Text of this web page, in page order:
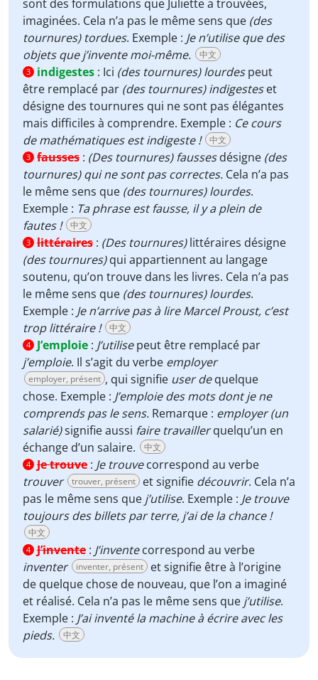
sont des formulations que Juliette a trouvées,
imaginées. Cela n’a pas le même sens que (des
tournures) tordues. Exemple : Je n’utilise que des
objets que j’invente moi-même.
中文
3 indigestes : Ici (des tournures) lourdespeut
être remplacé par (des tournures) indigesteset
désigne des tournures qui ne sont pas élégantes
mais difficiles à comprendre. Exemple : Ce cours
de mathématiques est indigeste ! 中文
3 fausses : (Des tournures) faussesdésigne (des
tournures) qui ne sont pas correctes. Cela n’a pas
le même sens que (des tournures) lourdes.
Exemple : Ta phrase est fausse, il y a plein de
fautes ! 中文
3 littéraires : (Des tournures)littéraires désigne
(des tournures)qui appartiennent au langage
soutenu, qu’on trouve dans les livres. Cela n’a pas
le même sens que (des tournures) lourdes.
Exemple : Je n’arrive pas à lire Marcel Proust, c’est
trop littéraire !
中文
4 J’emploie : J’utilisepeut être remplacé par
j’emploie. Il s’agit du verbe employer
employer, présent , qui signifie user dequelque
chose. Exemple : J’emploie des mots dont je ne
comprends pas le sens. Remarque : employer (un
salarié)signifie aussi faire travaillerquelqu’un en
échange d’un salaire.
中文
4 Je trouve : Je trouvecorrespond au verbe
trouver trouver, présent et signifie découvrir. Cela n’a
pas le même sens que j’utilise. Exemple : Je trouve
toujours des billets par terre, j’ai de la chance !
中文
4 J’invente : J’inventecorrespond au verbe
inventer
inventer, présent
et signifie être à l’origine
de quelque chose de nouveau, que l’on a imaginé
et réalisé. Cela n’a pas le même sens que j’utilise.
Exemple : J’ai inventé la machine à écrire avec les
pieds.
中文